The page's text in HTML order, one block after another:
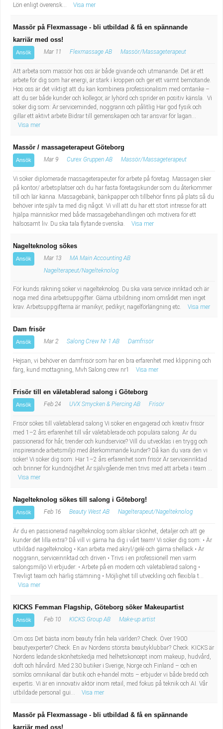
Lön enligt överensk...
Visa mer
Massör på Flexmassage - bli utbildad & få en spännande
karriär med oss!
Ansök Mar 11 Flexmassage AB Massör/Massageterapeut
Att arbeta som massör hos oss är både givande och utmanande. Det är ett
arbete för dig som har energi, är stark i kroppen och ger ett varmt bemötande.
Hos oss är det viktigt att du kan kombinera professionalism med omtanke –
att du ser både kunder och kollegor, är lyhörd och sprider en positiv känsla. Vi
söker dig som: Är serviceminded, noggrann och pålitlig Har god fysik och
gillar ett aktivt arbete Bidrar till gemenskapen och tar ansvar för lagan...
Visa mer
Massör / massageterapeut Göteborg
Ansök Mar 9 Curex Gruppen AB Massör/Massageterapeut
Vi söker diplomerade massageterapeuter för arbete på företag. Massagen sker
på kontor/ arbetsplatser och du har fasta företagskunder som du återkommer
till och lär känna. Massagebänk, bänkpapper och tillbehör finns på plats så du
behöver inte själv ta med dig något. Vi vill att du har ett stort intresse för att
hjälpa människor med både massagebehandlingen och motivera för ett
hälsosamt liv. Du ska tala flytande svenska.
Visa mer
Nagelteknolog sökes
Ansök Mar 13
MA Main Accounting AB
Nagelterapeut/Nagelteknolog
För kunds räkning söker vi nagelteknolog. Du ska vara service inriktad och är
noga med dina arbetsuppgifter. Gärna utbildning inom området men inget
krav. Arbetsuppgifterna är manikyr, pedikyr, nagelförlängning etc.
Visa mer
Dam frisör
Ansök Mar 2 Salong Crew Nr 1 AB Damfrisör
Hejsan, vi behöver en damfrisör som har en bra erfarenhet med klippning och
färg, kund mottagning, Mvh Salong crew nr1
Visa mer
Frisör till en väletablerad salong i Göteborg
Ansök Feb 24 UVX Smycken & Piercing AB Frisör
Frisör sökes till väletablerad salong Vi söker en engagerad och kreativ frisör
med 1–2 års erfarenhet till vår väletablerade och populära salong. Är du
passionerad för hår, trender och kundservice? Vill du utvecklas i en trygg och
inspirerande arbetsmiljö med återkommande kunder? Då kan du vara den vi
söker! Vi söker dig som: Har 1–2 års erfarenhet som frisör Är serviceinriktad
och brinner för kundnöjdhet Är självgående men trivs med att arbeta i team ...
Visa mer
Nagelteknolog sökes till salong i Göteborg!
Ansök Feb 16 Beauty West AB Nagelterapeut/Nagelteknolog
Är du en passionerad nagelteknolog som älskar skönhet, detaljer och att ge
kunder det lilla extra? Då vill vi gärna ha dig i vårt team! Vi söker dig som: • Är
utbildad nagelteknolog • Kan arbeta med akryl/gelé och gärna shellack • Är
noggrann, serviceinriktad och driven • Trivs i en professionell men varm
salongsmiljö Vi erbjuder: • Arbete på en modern och väletablerad salong •
Trevligt team och härlig stämning • Möjlighet till utveckling och flexibla t...
Visa mer
KICKS Femman Flagship, Göteborg söker Makeupartist
Ansök Feb 10 KICKS Group AB Make-up artist
Om oss Det bästa inom beauty från hela världen? Check. Över 1900
beautyexperter? Check. En av Nordens största beautyklubbar? Check. KICKS är
Nordens ledande skönhetskedja med helhetskoncept inom makeup, hudvård,
doft och hårvård. Med 230 butiker i Sverige, Norge och Finland – och en
sömlös omnikanal där butik och e-handel möts – erbjuder vi både bredd och
expertis. Vi är en innovativ aktör inom retail, med fokus på teknik och AI. Vår
utbildade personal gui...
Visa mer
Massör på Flexmassage - bli utbildad & få en spännande
karriär med oss!